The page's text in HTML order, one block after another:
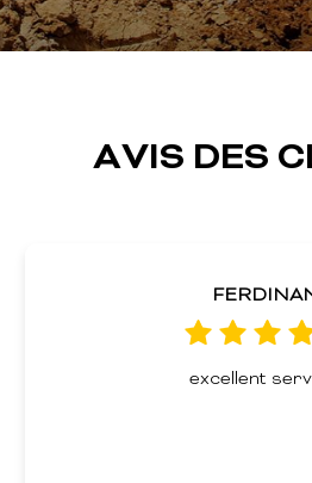
AVIS DES
excellent